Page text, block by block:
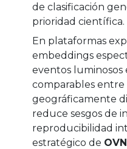
de clasificación
prioridad científica.
En plataformas
embeddings
eventos luminosos
comparables entre
geográficamente
reduce sesgos de
reproducibilidad
estratégico de